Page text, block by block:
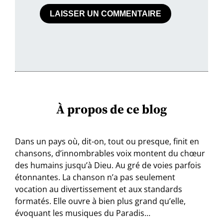
À propos de ce blog
Dans un pays où, dit-on, tout ou presque, finit en
chansons, d’innombrables voix montent du chœur
des humains jusqu’à Dieu. Au gré de voies parfois
étonnantes. La chanson n’a pas seulement
vocation au divertissement et aux standards
formatés. Elle ouvre à bien plus grand qu’elle,
évoquant les musiques du Paradis…